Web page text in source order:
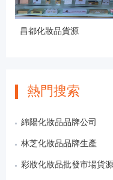
昌都化妝品貨源
熱門搜索
綿陽化妝品品牌公司
林芝化妝品品牌生產
彩妝化妝品批發市場貨源